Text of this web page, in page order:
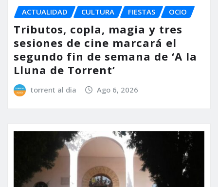
ACTUALIDAD CULTURA FIESTAS OCIO
Tributos, copla, magia y tres
sesiones de cine marcará el
segundo fin de semana de ‘A la
Lluna de Torrent’
torrent al dia Ago 6, 2026